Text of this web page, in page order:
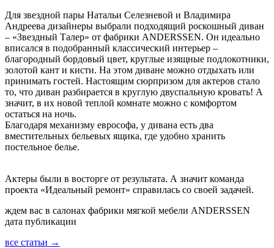
Для звездной пары Натальи Селезневой и Владимира
Андреева дизайнеры выбрали подходящий роскошный диван
– «Звездный Талер» от фабрики ANDERSSEN. Он идеально
вписался в подобранный классический интерьер –
благородный бордовый цвет, круглые изящные подлокотники,
золотой кант и кисти. На этом диване можно отдыхать или
принимать гостей. Настоящим сюрпризом для актеров стало
то, что диван разбирается в круглую двуспальную кровать! А
значит, в их новой теплой комнате можно с комфортом
остаться на ночь.
Благодаря механизму еврософа, у дивана есть два
вместительных бельевых ящика, где удобно хранить
постельное белье.
Актеры были в восторге от результата. А значит команда
проекта «Идеальный ремонт» справилась со своей задачей.
ждем вас в салонах фабрики мягкой мебели ANDERSSEN
дата публикации
все статьи →